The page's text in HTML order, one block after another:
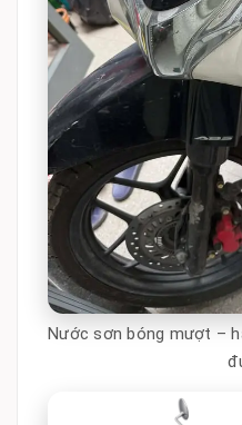
Nước sơn bóng mượt –